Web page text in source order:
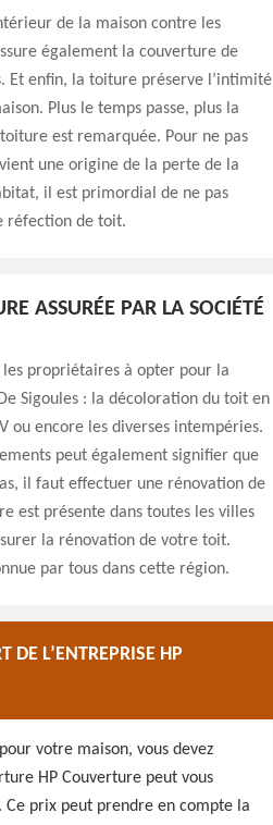
de la maison contre les
également la couverture de
Et enfin, la toiture préserve l’intimité
Plus le temps passe, plus la
est remarquée. Pour ne pas
une origine de la perte de la
il est primordial de ne pas
réfection de toit.
ASSURÉE PAR LA SOCIÉTÉ
propriétaires à opter pour la
Sigoules : la décoloration du toit en
ou encore les diverses intempéries.
peut également signifier que
il faut effectuer une rénovation de
est présente dans toutes les villes
la rénovation de votre toit.
par tous dans cette région.
DE L’ENTREPRISE HP
votre maison, vous devez
HP Couverture peut vous
prix peut prendre en compte la